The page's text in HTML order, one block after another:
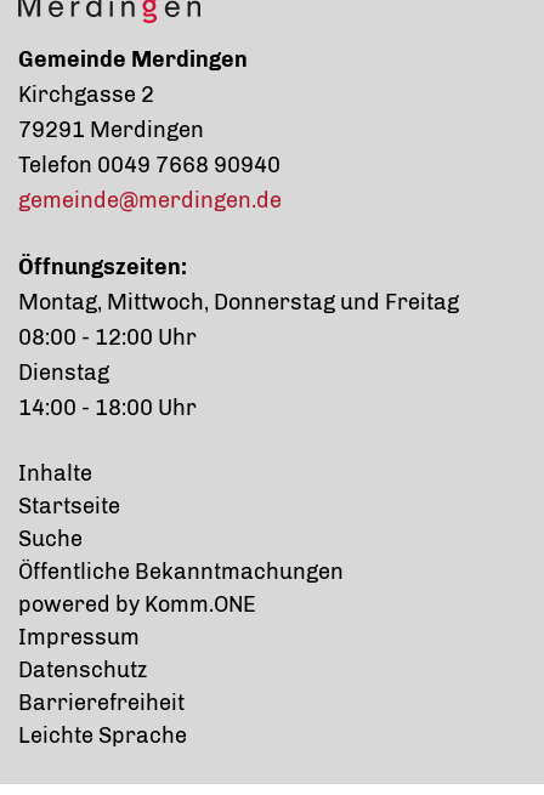
Gemeinde Merdingen
Kirchgasse 2
79291 Merdingen
Telefon 0049 7668 90940
gemeinde@merdingen.de
Öffnungszeiten:
Montag, Mittwoch, Donnerstag und Freitag
08:00 - 12:00 Uhr
Dienstag
14:00 - 18:00 Uhr
Inhalte
Startseite
Suche
Öffentliche Bekanntmachungen
powered by Komm.ONE
Impressum
Datenschutz
Barrierefreiheit
Leichte Sprache